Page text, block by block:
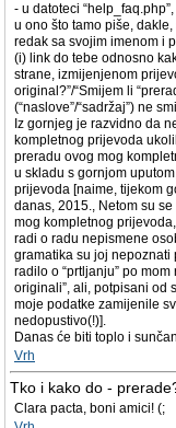
- u datoteci
u ono što tamo piše,
redak sa svojim imenom i
(i) link do tebe odnosno
strane, izmijenjenom
original?”/“Smijem li
(“naslove”/“sadržaj”) ne
Iz gornjeg je razvidno da
kompletnog prijevoda
preradu ovog mog
u skladu s gornjom
prijevoda [naime, tijekom
danas, 2015., Netom su
mog kompletnog
radi o radu nepismene
gramatika su joj nepoznati
radilo o “prtljanju” po
originali”, ali, potpisani od
moje podatke zamijenile
nedopustivo(!)].
Danas će biti toplo i
Vrh
Tko i kako do -
Clara pacta, boni amici! (;